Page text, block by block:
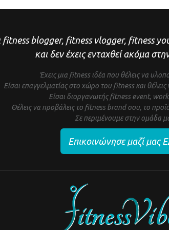
fitness blogger, fitness vlogger, fitness
και δεν έχεις ενταχθεί ακόμα
Έχεις μια fitness ιδέα που θέλεις να
Είσαι επαγγελματίας στο χώρο του fitness και θέλεις
Είσαι διοργανωτής fitness event,
Θέλεις να προβάλεις το fitness brand σου, το
Σε περιμένουμε στην ομάδα
Επικοινώνησε μαζί μας